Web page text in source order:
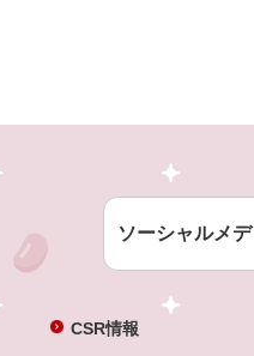
ソーシャルメ
CSR情報